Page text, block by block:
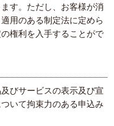
す。ただし、お客様が消
用のある制定法に定めら
権利を入手することがで
びサービスの表示及び宣
いて拘束力のある申込み